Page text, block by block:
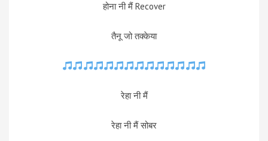
होना नी मैं Recover
तैनू जो तक्केया
रेहा नी मैं
रेहा नी मैं सोबर